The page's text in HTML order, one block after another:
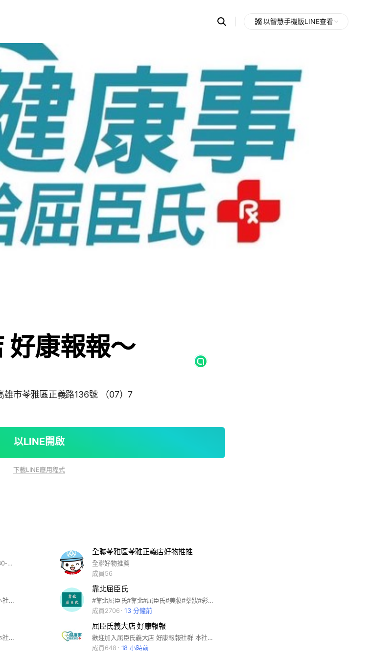
Search
OpenChats以智慧手機版LINE查看
好康報報～
以LINE開啟
下載LINE應用程式
屈臣氏里港店 中山路49號 周一至五9:30-22:00 周六日9:30-22:30
全聯苓雅區苓雅正義店好物推推
全聯好物推薦
成員56
歡迎加入屈臣氏文橫店 好康報報社群 本社群會不定時PO出屈臣氏好康優惠訊息，以利您隨時掌握門市最新活動與促銷資訊！ 這是一個公開的社群，要麻煩大家遵守注意事項(版規)如 下： 1. 加入後，可點選「設定」一「關閉提醒」 為避免影響大家休息，社群發送及回覆訊息時間為中午 12 點-晚上20點，若於時段外有任何問題，可先於社群留言，小編們看到後會盡快於服務時間内依序回覆。 1. 為保障您的資訊安全，請勿於社群中透露任何個人資訊，例如：個人LINE ID、姓名、電話、電子信箱、地址、會員卡號、信用卡號等，門市人員亦不會要求您提供上述訊息或任何個人資料。 2. 本社群不會主動或私下通知您進行付款、確認款項等相關交易作業，也不會請您至 ATM轉帳或進行任何操作，所有交易活動均需至屈臣氏實體門市完成。 3. 本社群為分享屈臣氏優惠活動專用，相關貼文或照片以門市相關活動或詢問商品為主，請大家務必遵守LINE社群使用條款，也請留意不要於社群內討論政治、宗教、種族、性別取向等議題，並謝絕任何廣告。為維護其他人權益，屈臣氏有絕對權利保留備份或刪除包括但不限於含有上述所列內容之留言，並由社群管理員將違反LINE社群使用條款及上述注意事項之使用者退出社群，謝謝大家配合！ 有任何商品或活動優惠訊息歡迎提問喔！ 因小編主要工作為門市服務，可能無法於第一時間回覆訊息，還請大家多多包涵！ 門市電話：07-3384749 門市營業時間：11:00-22:00 門市地址：高雄市前鎮區文橫三路190號 屈臣氏文橫店歡迎您的加入！
靠北屈臣氏
#靠北屈臣氏#靠北#屈臣氏#美妝#藥妝#彩妝#藥局#藥師#連鎖藥局#連鎖藥妝
成員2706
13 分鐘前
歡迎加入屈臣氏裕誠店 好康報報社群 本社群會不定時PO出屈臣氏好康優惠訊息，以利您隨時掌握門市最新活動與促銷資訊! 這是一個公開的社群，要麻煩大家遵守注意事項(版規)如下: 1. 加入後，可點選「設定」→「關閉提醒」 為避免影響大家休息，社群發送及回覆訊息時間為早上11點-晚上09點，若於時段外有任何問題，可先於社群留言，小編們看到後會盡快於服務時間內依序回覆。 2.為保障您的資訊安全，請勿於社群中透露任何個人資訊，例如: 個人LINE ID、姓名、電話、電子信箱、地址、會員卡號、信用卡號等，門市人員亦不會要求您提供上述訊息或任何個人資料。 3.本社群不會主動或私下通知您進行付款、確認款項等相關交易作業，也不會請您至ATM轉帳或進行任何操作，所有交易活動均需至屈臣氏實體門市完成。 4.本社群為分享屈臣氏優惠活動專用，相關貼文或照片以門市相關活動或詢問商品為主，請大家務必遵守LINE社群使用條款，也請留意不要於社群內討論政治、宗教、種族、性別取向等議題，並謝絕任何廣告。為維護其他人權益，屈臣氏有絕對權利保留備份或刪除包括但不限於含有上述所列內容之留言，並由社群管理員將違反LINE社群使用條款及上述注意事項之使用者退出社群，謝謝大家配合! 有任何商品或活動優惠訊息歡迎提問喔! 因小編主要工作為門市服務，可能無法於第一時間回覆訊息，還請大家多多包涵! 門市電話: 07-5586550 門市營業時間: 10：00-23:00 門市地址: 高雄市左營區裕誠路413. 415號 屈臣氏裕誠店歡迎您的加入!
屈臣氏義大店 好康報報
歡迎加入屈臣氏義大店 好康報報社群 本社群會不定時PO出屈臣氏好康優惠訊息，以利您隨時掌握門市最新活動與促銷資訊! 這是一個公開的社群，要麻煩大家遵守注意事項(版規)如下: 1. 加入後，可點選「設定」→「關閉提醒」 為避免影響大家休息，社群發送及回覆訊息時間為早上11點-晚上21點，若於時段外有任何問題，可先於社群留言，小編們看到後會盡快於服務時間內依序回覆。 2.為保障您的資訊安全，請勿於社群中透露任何個人資訊，例如: 個人LINE ID、姓名、電話、電子信箱、地址、會員卡號、信用卡號等，門市人員亦不會要求您提供上述訊息或任何個人資料。 3.本社群不會主動或私下通知您進行付款、確認款項等相關交易作業，也不會請您至ATM轉帳或進行任何操作，所有交易活動均需至屈臣氏實體門市完成。 4.本社群為分享屈臣氏優惠活動專用，相關貼文或照片以門市相關活動或詢問商品為主，請大家務必遵守LINE社群使用條款，也請留意不要於社群內討論政治、宗教、種族、性別取向等議題，並謝絕任何廣告。為維護其他人權益，屈臣氏有絕對權利保留備份或刪除包括但不限於含有上述所列內容之留言，並由社群管理員將違反LINE社群使用條款及上述注意事項之使用者退出社群，謝謝大家配合! 有任何商品或活動優惠訊息歡迎提問喔! 因小編主要工作為門市服務，可能無法於第一時間回覆訊息，還請大家多多包涵! 門市電話: 07-656-9016 門市營業時間: 11:00-22:00(平日）10:00-22:00（假日） 門市地址: 高雄市大樹區學城路一段12號B1 屈臣氏高明店歡迎您的加入!
成員648
18 小時前